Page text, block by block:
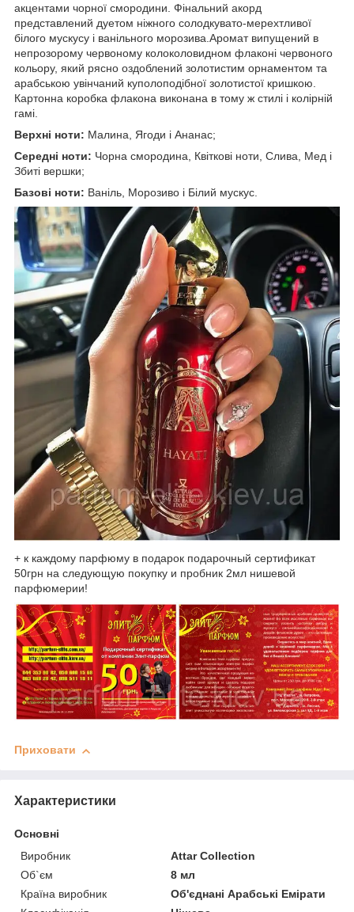
акцентами чорної смородини. Фінальний акорд
представлений дуетом ніжного солодкувато-мерехтливої
білого мускусу і ванільного морозива.Аромат випущений в
непрозорому червоному колоколовидном флаконі червоного
кольору, який рясно оздоблений золотистим орнаментом та
арабською увінчаний куполоподібної золотистої кришкою.
Картонна коробка флакона виконана в тому ж стилі і колірній
гамі.
Верхні ноти: Малина, Ягоди і Ананас;
Середні ноти: Чорна смородина, Квіткові ноти, Слива, Мед і
Збиті вершки;
Базові ноти: Ваніль, Морозиво і Білий мускус.
+ к каждому парфюму в подарок подарочный сертификат
50грн на следующую покупку и пробник 2мл нишевой
парфюмерии!
Приховати
Характеристики
Основні
Виробник
Attar Collection
Об`єм
8 мл
Країна виробник
Об'єднані Арабські Емірати